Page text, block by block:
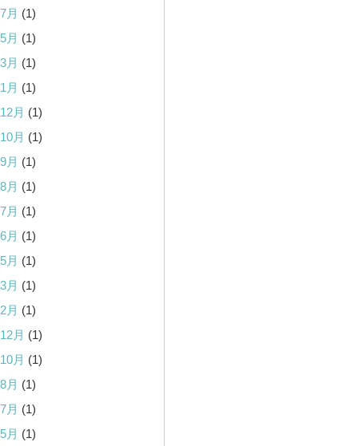
月 (1)
月 (1)
月 (1)
月 (1)
月 (1)
月 (1)
月 (1)
月 (1)
月 (1)
月 (1)
月 (1)
月 (1)
月 (1)
月 (1)
月 (1)
月 (1)
月 (1)
月 (1)